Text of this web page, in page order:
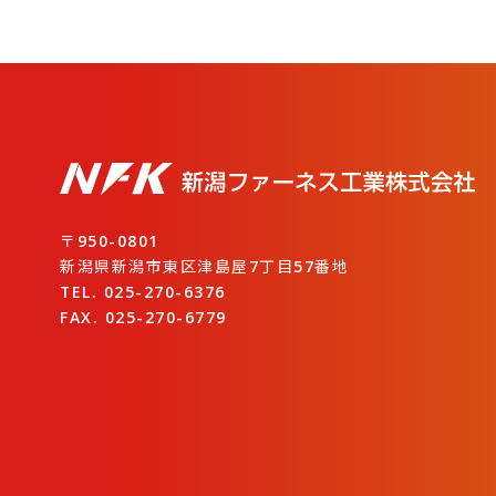
〒950-0801
新潟県新潟市東区津島屋7丁目57番地
TEL. 025-270-6376
FAX. 025-270-6779